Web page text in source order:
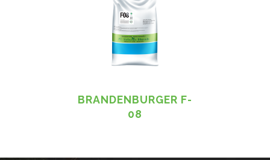
BRANDENBURGER F-
08